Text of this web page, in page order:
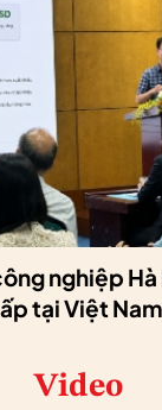
nghiệp Hà
tại Việt Nam
Video